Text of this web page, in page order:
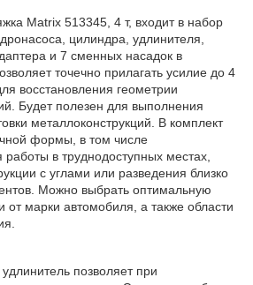
Matrix 513345, 4 т, входит в набор
цилиндра, удлинителя,
и 7 сменных насадок в
точечно прилагать усилие до 4
восстановления геометрии
Будет полезен для выполнения
металлоконструкций. В комплект
формы, в том числе
в труднодоступных местах,
с углами или разведения близко
Можно выбрать оптимальную
от марки автомобиля, а также области
позволяет при